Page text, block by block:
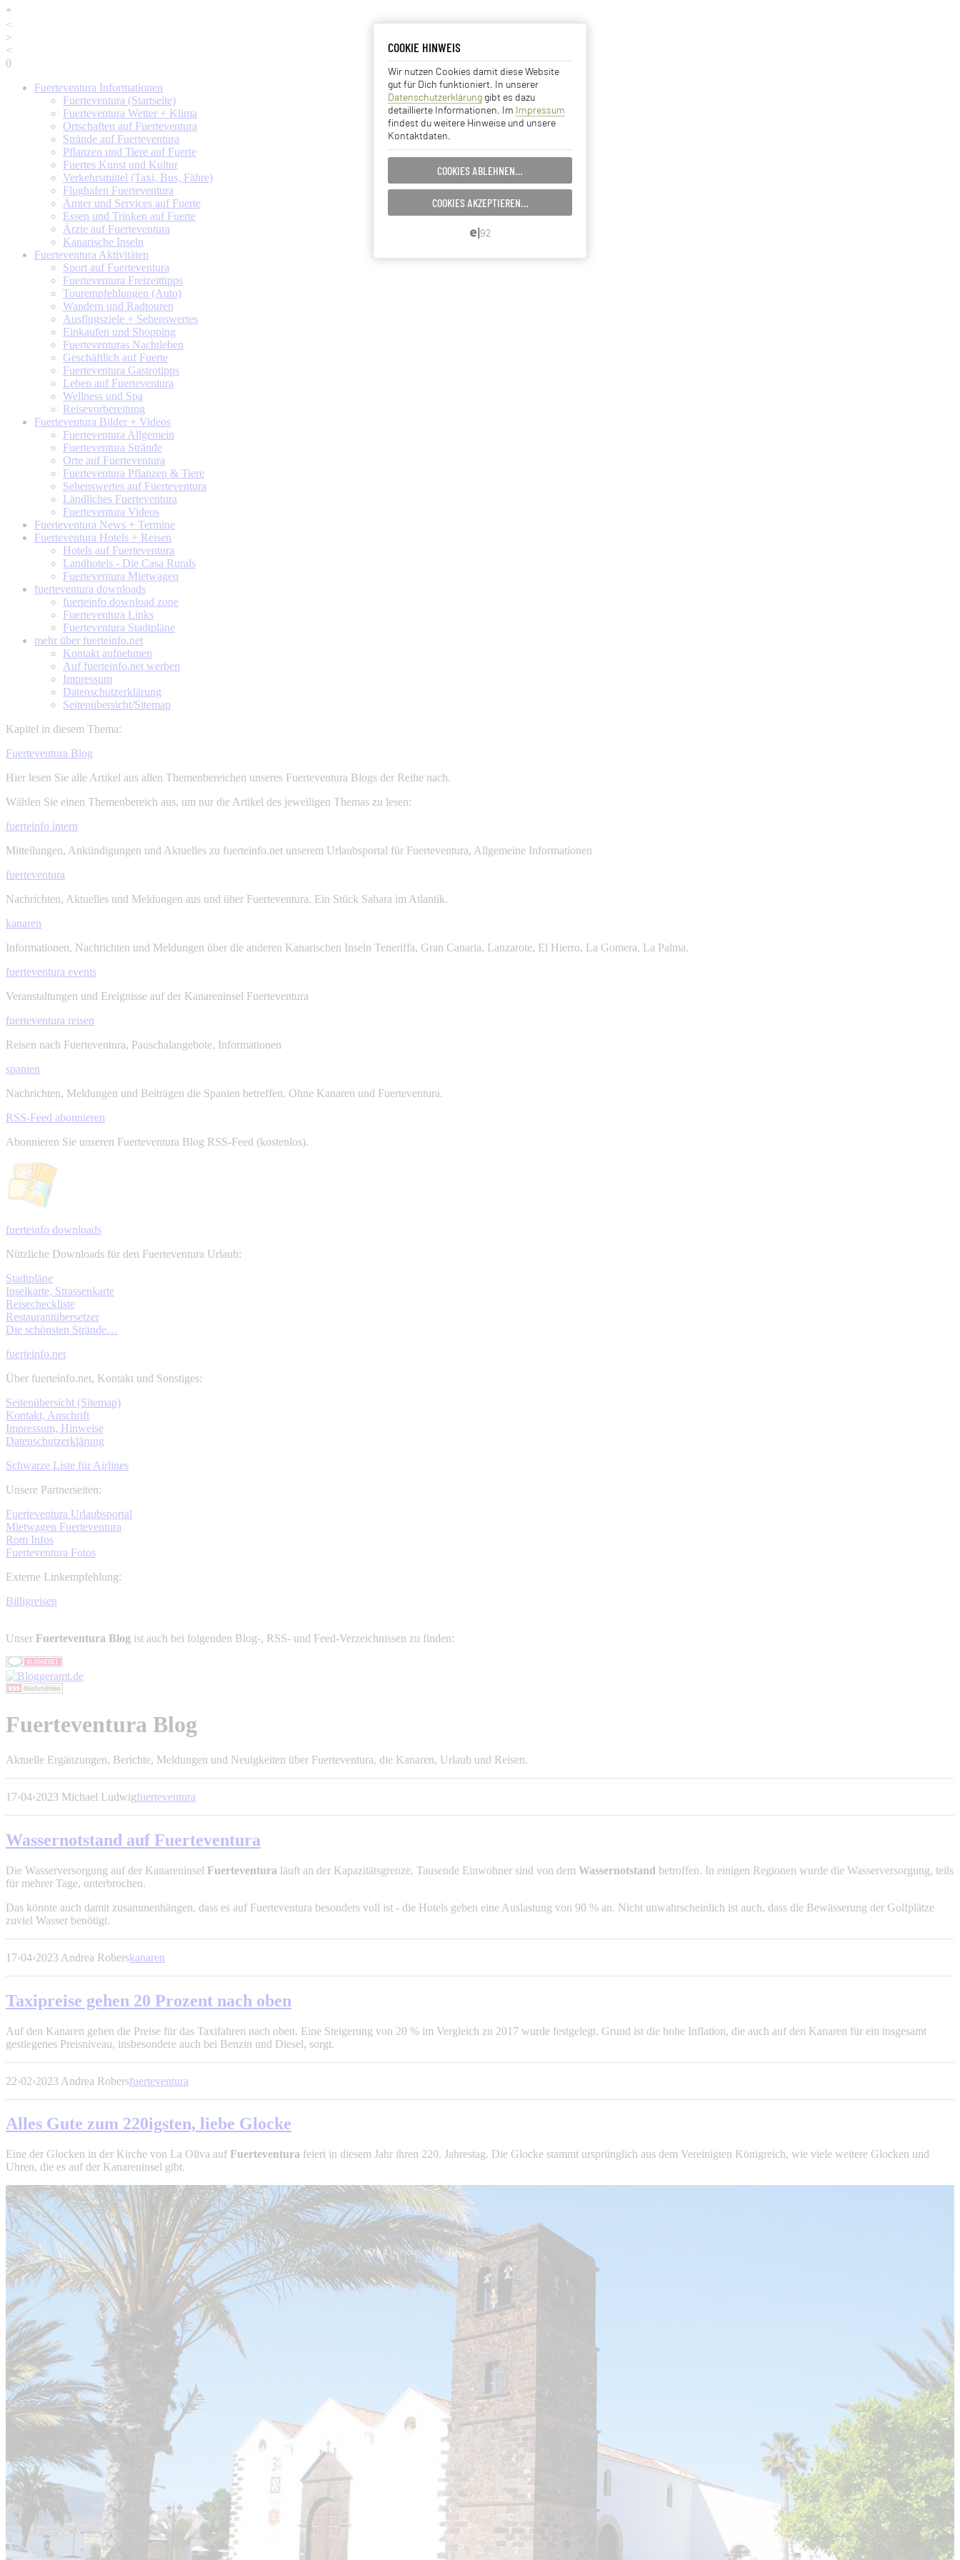
COOKIE HINWEIS
Wir nutzen Cookies damit diese Website
gut für Dich funktioniert. In unserer
Datenschutzerklärung gibt es dazu
detaillierte Informationen. Im Impressum
findest du weitere Hinweise und unsere
Kontaktdaten.
COOKIES ABLEHNEN…
COOKIES AKZEPTIEREN…
Essentielle Cookies
Analyse Cookies
EINSTELLUNGEN SPEICHERN…
ABBRECHEN…
*
<
>
<
0
Fuerteventura Informationen
Fuerteventura (Startseite)
Fuerteventura Wetter + Klima
Ortschaften auf Fuerteventura
Strände auf Fuerteventura
Pflanzen und Tiere auf Fuerte
Fuertes Kunst und Kultur
Verkehrsmittel (Taxi, Bus, Fähre)
Flughafen Fuerteventura
Ämter und Services auf Fuerte
Essen und Trinken auf Fuerte
Ärzte auf Fuerteventura
Kanarische Inseln
Fuerteventura Aktivitäten
Sport auf Fuerteventura
Fuerteventura Freizeittipps
Tourempfehlungen (Auto)
Wandern und Radtouren
Ausflugsziele + Sehenswertes
Einkaufen und Shopping
Fuerteventuras Nachtleben
Geschäftlich auf Fuerte
Fuerteventura Gastrotipps
Leben auf Fuerteventura
Wellness und Spa
Reisevorbereitung
Fuerteventura Bilder + Videos
Fuerteventura Allgemein
Fuerteventura Strände
Orte auf Fuerteventura
Fuerteventura Pflanzen & Tiere
Sehenswertes auf Fuerteventura
Ländliches Fuerteventura
Fuerteventura Videos
Fuerteventura News + Termine
Fuerteventura Hotels + Reisen
Hotels auf Fuerteventura
Landhotels - Die Casa Rurals
Fuerteventura Mietwagen
fuerteventura downloads
fuerteinfo download zone
Fuerteventura Links
Fuerteventura Stadtpläne
mehr über fuerteinfo.net
Kontakt aufnehmen
Auf fuerteinfo.net werben
Impressum
Datenschutzerklärung
Seitenübersicht/Sitemap
Kapitel in diesem Thema:
Fuerteventura Blog
Hier lesen Sie alle Artikel aus allen Themenbereichen unseres Fuerteventura Blogs der Reihe nach.
Wählen Sie einen Themenbereich aus, um nur die Artikel des jeweiligen Themas zu lesen:
fuerteinfo intern
Mitteilungen, Ankündigungen und Aktuelles zu fuerteinfo.net unserem Urlaubsportal für Fuerteventura, Allgemeine Informationen
fuerteventura
Nachrichten, Aktuelles und Meldungen aus und über Fuerteventura. Ein Stück Sahara im Atlantik.
kanaren
Informationen, Nachrichten und Meldungen über die anderen Kanarischen Inseln Teneriffa, Gran Canaria, Lanzarote, El Hierro, La Gomera, La Palma.
fuerteventura events
Veranstaltungen und Ereignisse auf der Kanareninsel Fuerteventura
fuerteventura reisen
Reisen nach Fuerteventura, Pauschalangebote, Informationen
spanien
Nachrichten, Meldungen und Beiträgen die Spanien betreffen. Ohne Kanaren und Fuerteventura.
RSS-Feed abonnieren
Abonnieren Sie unseren Fuerteventura Blog RSS-Feed (kostenlos).
fuerteinfo downloads
Nützliche Downloads für den Fuerteventura Urlaub:
Stadtpläne
Inselkarte, Strassenkarte
Reisecheckliste
Restaurantübersetzer
Die schönsten Strände…
fuerteinfo.net
Über fuerteinfo.net, Kontakt und Sonstiges:
Seitenübersicht (Sitemap)
Kontakt, Anschrift
Impressum, Hinweise
Datenschutzerklärung
Schwarze Liste für Airlines
Unsere Partnerseiten:
Fuerteventura Urlaubsportal
Mietwagen Fuerteventura
Rom Infos
Fuerteventura Fotos
Externe Linkempfehlung:
Billigreisen
Unser Fuerteventura Blog ist auch bei folgenden Blog-, RSS- und Feed-Verzeichnissen zu finden:
Fuerteventura Blog
Aktuelle Ergänzungen, Berichte, Meldungen und Neuigkeiten über Fuerteventura, die Kanaren, Urlaub und Reisen.
17›04›2023 Michael Ludwigfuerteventura
Wassernotstand auf Fuerteventura
Die Wasserversorgung auf der Kanareninsel Fuerteventura läuft an der Kapazitätsgrenze. Tausende Einwohner sind von dem Wassernotstand betroffen. In einigen Regionen wurde die Wasserversorgung, teils
für mehrer Tage, unterbrochen.
Das könnte auch damit zusammenhängen, dass es auf Fuerteventura besonders voll ist - die Hotels geben eine Auslastung von 90 % an. Nicht unwahrscheinlich ist auch, dass die Bewässerung der Golfplätze
zuviel Wasser benötigt.
17›04›2023 Andrea Roberskanaren
Taxipreise gehen 20 Prozent nach oben
Auf den Kanaren gehen die Preise für das Taxifahren nach oben. Eine Steigerung von 20 % im Vergleich zu 2017 wurde festgelegt. Grund ist die hohe Inflation, die auch auf den Kanaren für ein insgesamt
gestiegenes Preisniveau, insbesondere auch bei Benzin und Diesel, sorgt.
22›02›2023 Andrea Robersfuerteventura
Alles Gute zum 220igsten, liebe Glocke
Eine der Glocken in der Kirche von La Oliva auf Fuerteventura feiert in diesem Jahr ihren 220. Jahrestag. Die Glocke stammt ursprünglich aus dem Vereinigten Königreich, wie viele weitere Glocken und
Uhren, die es auf der Kanareninsel gibt.